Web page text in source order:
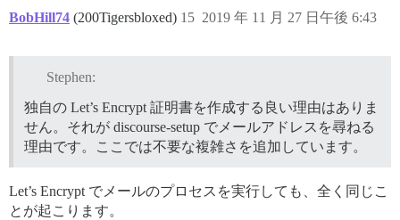
BobHill74 (200Tigersbloxed) 2019 年 11 月 27 日午後 6:43
15
Stephen:
独自の Let’s Encrypt 証明書を作成する良い理由はありま
せん。それが discourse-setup でメールアドレスを尋ねる
理由です。ここでは不要な複雑さを追加しています。
Let’s Encrypt でメールのプロセスを実行しても、全く同じこ
とが起こります。